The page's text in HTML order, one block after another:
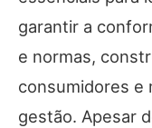
garantir a
e normas,
consumidores e
gestão. Apesar